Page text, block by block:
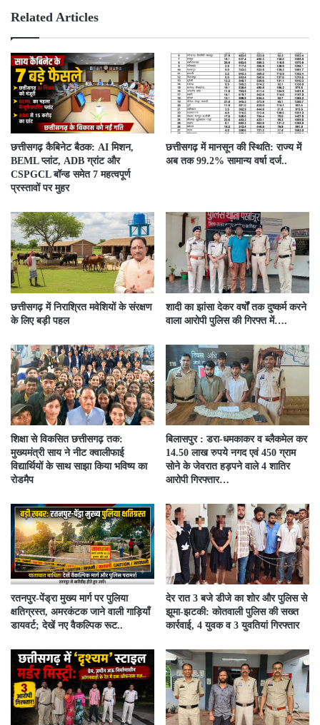
Related Articles
छत्तीसगढ़ कैबिनेट बैठक: AI मिशन,
BEML प्लांट, ADB ग्रांट और
CSPGCL बॉन्ड समेत 7 महत्वपूर्ण
प्रस्तावों पर मुहर
छत्तीसगढ़ में मानसून की स्थिति: राज्य में
अब तक 99.2% सामान्य वर्षा दर्ज..
छत्तीसगढ़ में निराश्रित मवेशियों के संरक्षण
के लिए बड़ी पहल
शादी का झांसा देकर वर्षों तक दुष्कर्म करने
वाला आरोपी पुलिस की गिरफ्त में….
शिक्षा से विकसित छत्तीसगढ़ तक:
मुख्यमंत्री साय ने नीट क्वालीफाई
विद्यार्थियों के साथ साझा किया भविष्य का
रोडमैप
बिलासपुर : डरा-धमकाकर व ब्लैकमेल कर
14.50 लाख रुपये नगद एवं 450 ग्राम
सोने के जेवरात हड़पने वाले 4 शातिर
आरोपी गिरफ्तार…
रतनपुर-पेंड्रा मुख्य मार्ग पर पुलिया
क्षतिग्रस्त, अमरकंटक जाने वाली गाड़ियाँ
डायवर्ट; देखें नए वैकल्पिक रूट..
देर रात 3 बजे डीजे का शोर और पुलिस से
झूमा-झटकी: कोतवाली पुलिस की सख्त
कार्रवाई, 4 युवक व 3 युवतियां गिरफ्तार